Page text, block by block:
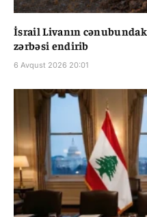
İsrail Livanın
zərbəsi endirib
6 Avqust 2026 20:01